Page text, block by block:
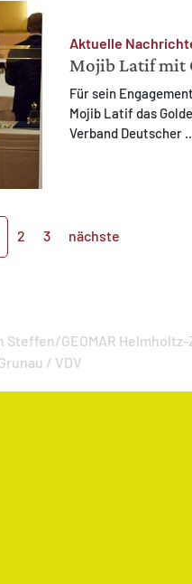
Aktuelle
Mojib Latif mit
Für sein
Mojib Latif das
Verband Deutscher
2 3 nächste
Steffen/GEOMAR
/ VDV